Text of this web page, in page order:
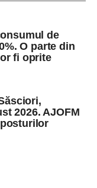
de
O parte din
fi oprite
2026. AJOFM